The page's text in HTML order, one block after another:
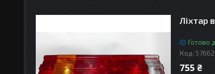
Ліхтар
Готово
Код: 57662
755 ₴